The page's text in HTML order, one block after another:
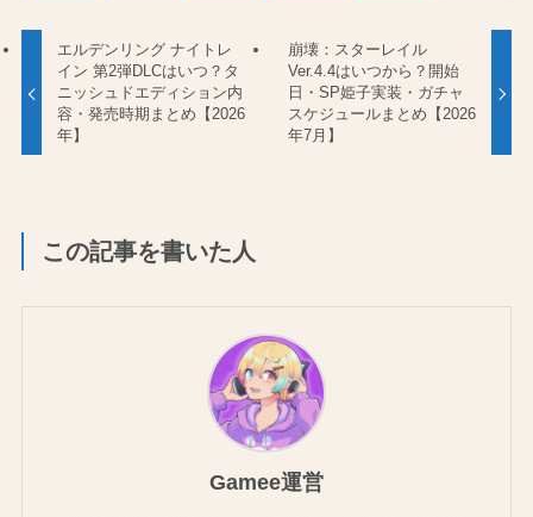
エルデンリング ナイトレ
イン 第2弾DLCはいつ？タ
ニッシュドエディション内
容・発売時期まとめ【2026
年】
崩壊：スターレイル
Ver.4.4はいつから？開始
日・SP姫子実装・ガチャ
スケジュールまとめ【2026
年7月】
この記事を書いた人
Gamee運営